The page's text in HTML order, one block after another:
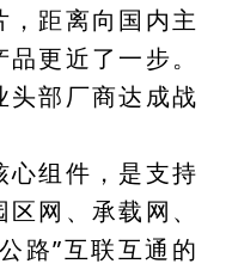
距离向国内主
更近了一步。
头部厂商达成战
心组件，是支持
网、承载网、
路”互联互通的